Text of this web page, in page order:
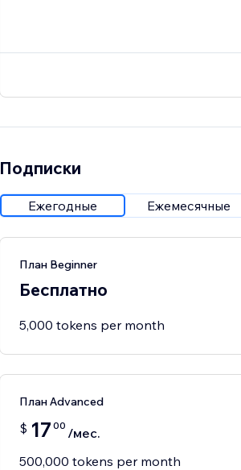
Подписки
Ежегодные Ежемесячные
План Beginner
Бесплатно
5,000 tokens per month
План Advanced
$ 17 00 /мес.
500,000 tokens per month